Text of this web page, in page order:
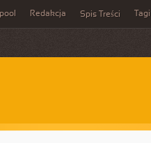
Redakcja Spis Treści Tagi